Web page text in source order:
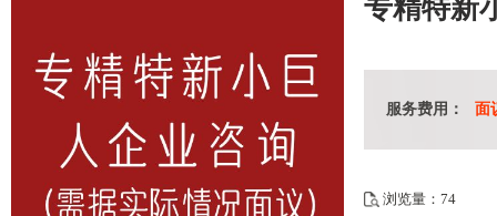
专精特新
服务费用： 面
浏览量：74